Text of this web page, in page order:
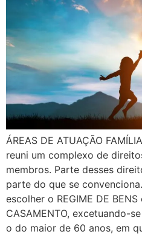
ÁREAS DE ATUAÇÃO
reuni um complexo de
membros. Parte desses
parte do que se
escolher o REGIME DE
CASAMENTO, excetuando-
o do maior de 60 anos, em